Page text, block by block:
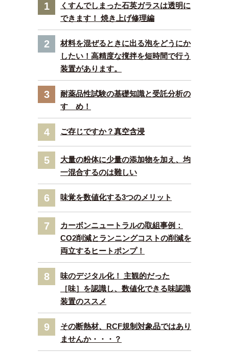
1
くすんでしまった石英ガラスは透明に
できます！ 焼き上げ修理編
2
材料を混ぜるときに出る泡をどうにか
したい！高精度な撹拌を短時間で行う
装置があります。
3
耐薬品性試験の基礎知識と受託分析の
すゝめ！
4 ご存じですか？真空含浸
5
大量の粉体に少量の添加物を加え、均
一混合するのは難しい
6 味覚を数値化する3つのメリット
7
カーボンニュートラルの取組事例：
CO2削減とランニングコストの削減を
両立するヒートポンプ！
8
味のデジタル化！ 主観的だった
［味］を認識し、数値化できる味認識
装置のススメ
9
その断熱材、RCF規制対象品ではあり
ませんか・・・？